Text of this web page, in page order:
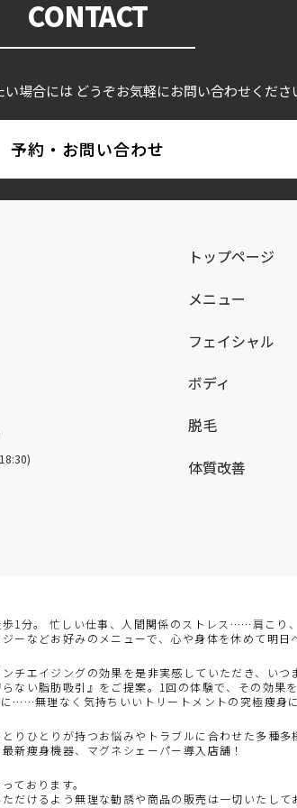
CONTACT
場合には どうぞお気軽にお問い合わせくださ
予約・お問い合わせ
トップページ
メニュー
フェイシャル
ボディ
脱毛
体質改善
1分。 忙しい仕事、人間関係のストレス……肩こり
ーなどお好みのメニューで、心や身体を休めて明日
チエイジングの効果を是非実感していただき、い
ない脂肪吸引』をご提案。1回の体験で、その効
……無理なく気持ちいいトリートメントの究極痩身に
りひとりが持つお悩みやトラブルに合わせた多種
新痩身機器、マグネシェーパー導入店舗！
ております。
だけるよう無理な勧誘や商品の販売は一切いたして